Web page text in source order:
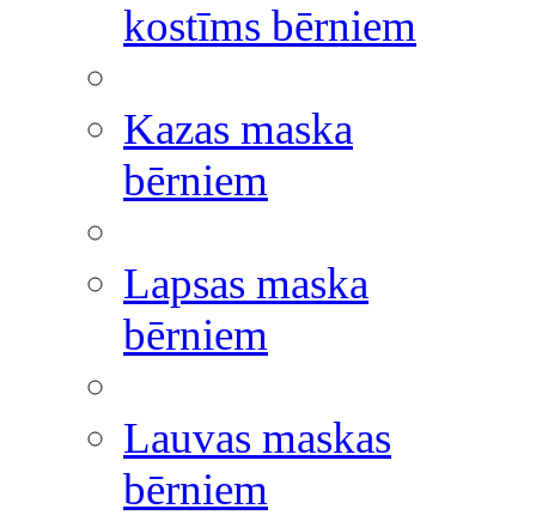
kostīms bērniem
Kazas maska
bērniem
Lapsas maska
bērniem
Lauvas maskas
bērniem